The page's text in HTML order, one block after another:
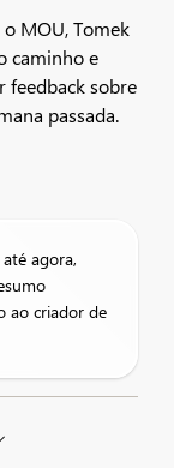
MOU, Tomek
caminho e
feedback sobre
passada.
agora,
ao criador de